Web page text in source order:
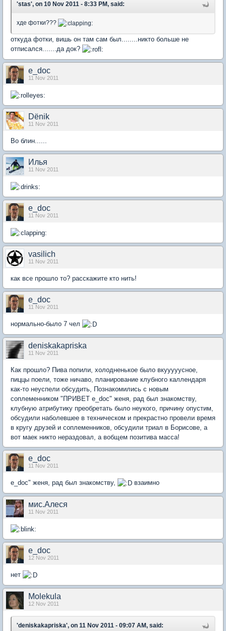
'stas', on 10 Nov 2011 - 8:33 PM, said:
хде фотки???
откуда фотки, вишь он там сам был........никто больше не
отписался.......да док?
e_doc
11 Nov 2011
Dёnik
11 Nov 2011
Во блин......
Илья
11 Nov 2011
e_doc
11 Nov 2011
vasilich
11 Nov 2011
как все прошло то? расскажите кто нить!
e_doc
11 Nov 2011
нормально-было 7 чел
deniskakapriska
11 Nov 2011
Как прошло? Пива попили, холодненькое было вкууууусное,
пиццы поели, тоже ничаво, планирование клубного каллендаря
как-то неуспели обсудить, Познакомились с новым
соплеменником "ПРИВЕТ e_doc" женя, рад был знакомству,
клубную атрибутику преобретать было неукого, причину опустим,
обсудили наболевшее в техническом и прекрастно провели время
в кругу друзей и соплеменников, обсудили триал в Борисове, а
вот маек никто нераздовал, а вобщем позитива масса!
e_doc
11 Nov 2011
e_doc" женя, рад был знакомству, взаимно
мис.Алеся
11 Nov 2011
e_doc
12 Nov 2011
нет
Molekula
12 Nov 2011
'deniskakapriska', on 11 Nov 2011 - 09:07 AM, said: